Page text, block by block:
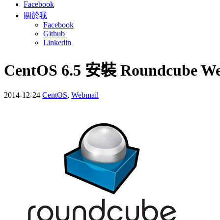
Facebook
關於我
Facebook
Github
Linkedin
CentOS 6.5 安裝 Roundcube
2014-12-24 CentOS, Webmail